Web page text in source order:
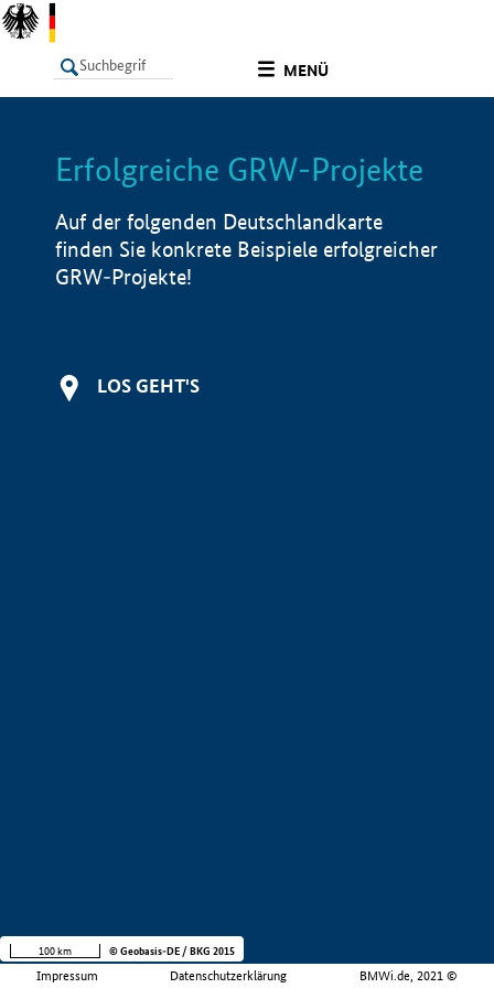
MENÜ
LISTE Info
Erfolgreiche GRW-Projekte
Auf der folgenden Deutschlandkarte
finden Sie konkrete Beispiele erfolgreicher
GRW-Projekte!
LOS GEHT'S
Impressum Datenschutzerklärung BMWi.de, 2021 ©
100 km © Geobasis-DE / BKG 2015